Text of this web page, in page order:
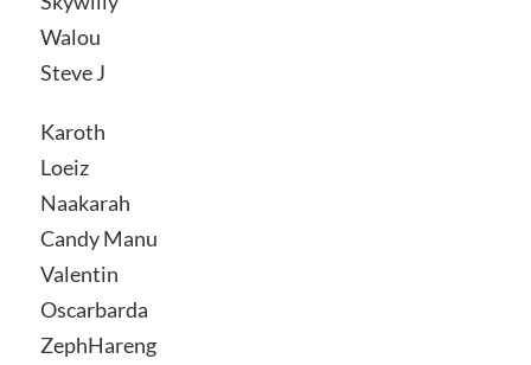
Walou
Steve J
Karoth
Loeiz
Naakarah
Candy Manu
Valentin
Oscarbarda
ZephHareng